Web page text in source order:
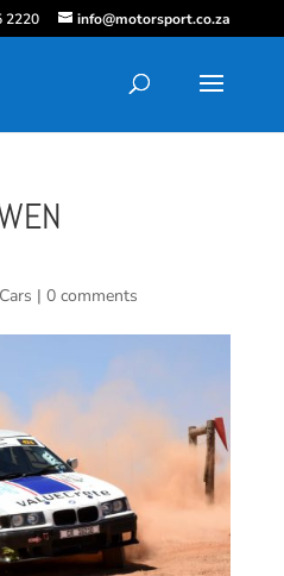
2220 info@motorsport.co.za
Cars | 0 comments